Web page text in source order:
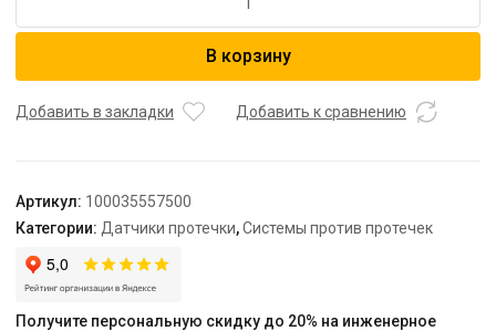
Датчик
воды
В корзину
Добавить в закладки Добавить к сравнению
Артикул: 100035557500
Категории: Датчики протечки,Системы против протечек
Получите персональную скидку до 20% на инженерное